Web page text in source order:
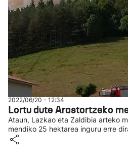
2022/06/20 - 12:34
Lortu dute Arastortzeko
Ataun, Lazkao eta Zaldibia arteko
mendiko 25 hektarea inguru erre